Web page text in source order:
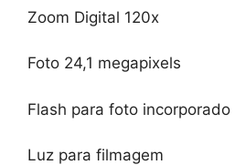
Zoom Digital 120x
Foto 24,1 megapixels
Flash para foto incorporado
Luz para filmagem